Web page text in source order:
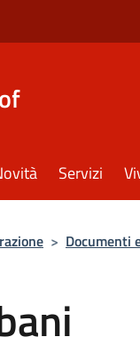
Servizi
> Documenti